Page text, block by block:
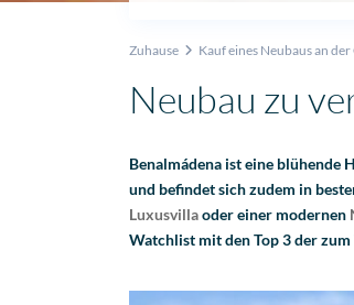
Zuhause Kauf eines Neubaus an der
Neubau zu
Benalmádena ist eine blühende
und befindet sich zudem in
Luxusvillaoder einer modernen
Watchlist mit den Top 3 der